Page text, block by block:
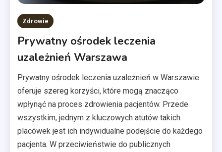
Zdrowie
Prywatny ośrodek leczenia
uzależnień Warszawa
Prywatny ośrodek leczenia uzależnień w Warszawie
oferuje szereg korzyści, które mogą znacząco
wpłynąć na proces zdrowienia pacjentów. Przede
wszystkim, jednym z kluczowych atutów takich
placówek jest ich indywidualne podejście do każdego
pacjenta. W przeciwieństwie do publicznych